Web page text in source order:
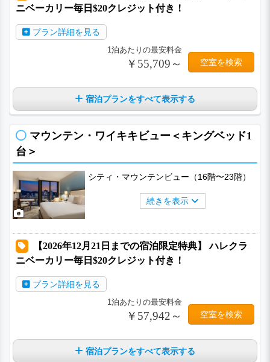
ニベーカリー毎日$20クレジット付き！
プラン詳細を見る
1泊あたりの最安料金
￥55,709～ 空室を検索
宿泊プランをすべて表示する
マウンテン・ワイキキビュー＜キングベッド1
台＞
シティ・マウンテンビュー（16階〜23階）
続きを表示
【2026年12月21日までの宿泊限定特典】 ハレクラ
ニベーカリー毎日$20クレジット付き！
プラン詳細を見る
1泊あたりの最安料金
￥57,942～ 空室を検索
宿泊プランをすべて表示する